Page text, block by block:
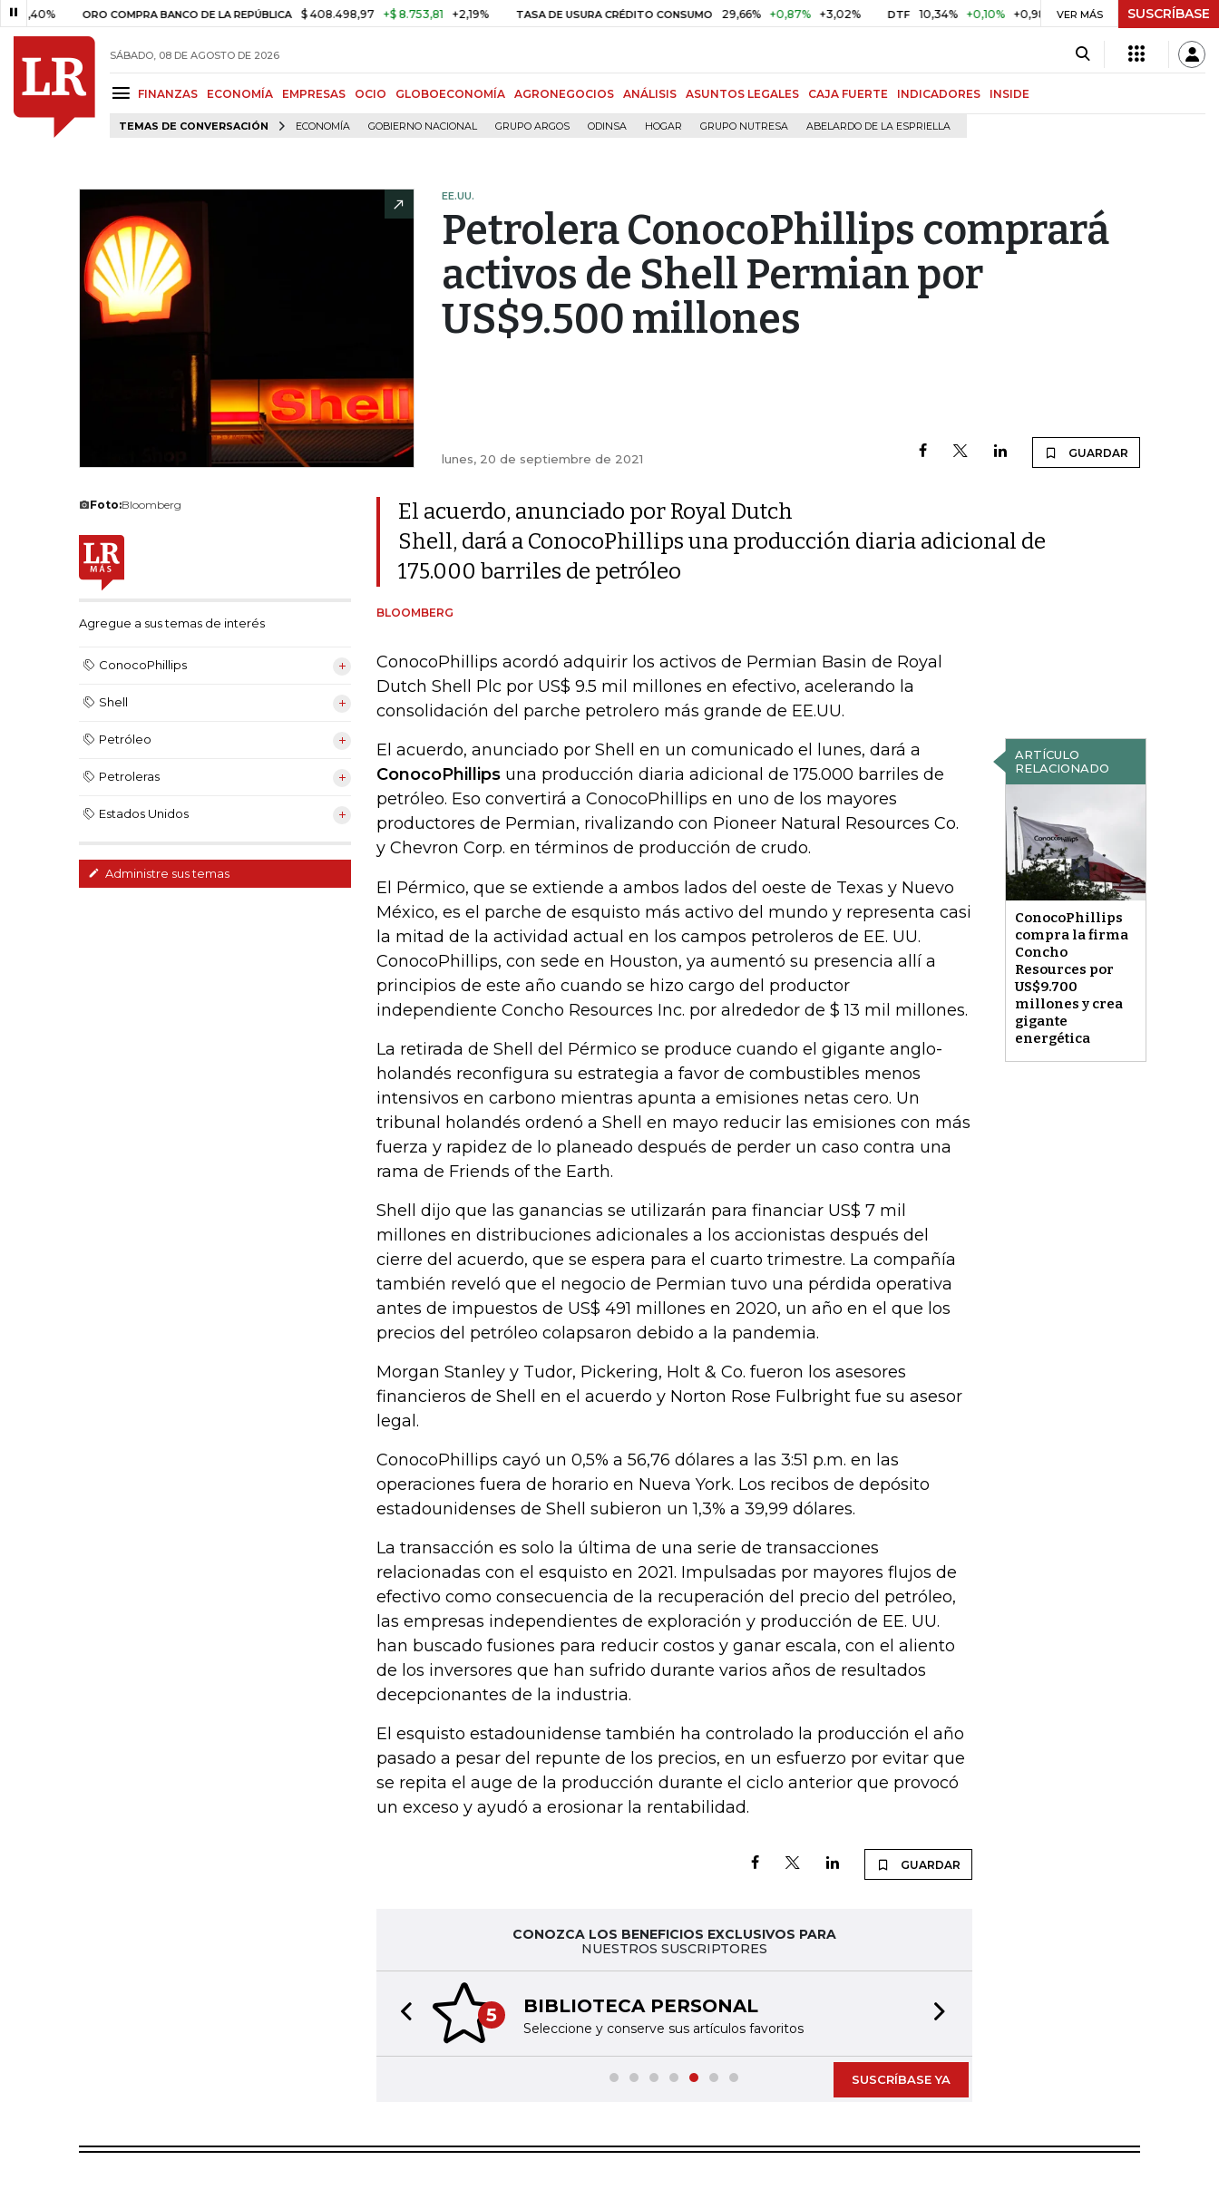
ORO COMPRA BANCO DE LA REPÚBLICA $ 408.498,97 +$ 8.753,81 +2,19% TASA DE USURA CRÉDITO CONSUMO 29,66% +0,87% +3,02% DTF 10,34% +0,10% +0,98% UVR $ 417,01 +$ 0,05 +0,01%
VER MÁS SUSCRÍBASE
SÁBADO, 08 DE AGOSTO DE 2026
FINANZAS ECONOMÍA EMPRESAS OCIO GLOBOECONOMÍA AGRONEGOCIOS ANÁLISIS ASUNTOS LEGALES CAJA FUERTE INDICADORES INSIDE
TEMAS DE CONVERSACIÓN ECONOMÍA GOBIERNO NACIONAL GRUPO ARGOS ODINSA HOGAR GRUPO NUTRESA ABELARDO DE LA ESPRIELLA
EE.UU.
Petrolera ConocoPhillips comprará
activos de Shell Permian por
US$9.500 millones
lunes, 20 de septiembre de 2021 GUARDAR
Foto:Bloomberg
Agregue a sus temas de interés
ConocoPhillips
Shell
Petróleo
Petroleras
Estados Unidos
Administre sus temas
El acuerdo, anunciado por Royal Dutch
Shell, dará a ConocoPhillips una producción diaria adicional de
175.000 barriles de petróleo
BLOOMBERG
ConocoPhillips acordó adquirir los activos de Permian Basin de Royal
Dutch Shell Plc por US$ 9.5 mil millones en efectivo, acelerando la
consolidación del parche petrolero más grande de EE.UU.
ARTÍCULO
RELACIONADO
ConocoPhillips
compra la firma
Concho
Resources por
US$9.700
millones y crea
gigante
energética
El acuerdo, anunciado por Shell en un comunicado el lunes, dará a
ConocoPhillips una producción diaria adicional de 175.000 barriles de
petróleo. Eso convertirá a ConocoPhillips en uno de los mayores
productores de Permian, rivalizando con Pioneer Natural Resources Co.
y Chevron Corp. en términos de producción de crudo.
El Pérmico, que se extiende a ambos lados del oeste de Texas y Nuevo
México, es el parche de esquisto más activo del mundo y representa casi
la mitad de la actividad actual en los campos petroleros de EE. UU.
ConocoPhillips, con sede en Houston, ya aumentó su presencia allí a
principios de este año cuando se hizo cargo del productor
independiente Concho Resources Inc. por alrededor de $ 13 mil millones.
La retirada de Shell del Pérmico se produce cuando el gigante anglo-
holandés reconfigura su estrategia a favor de combustibles menos
intensivos en carbono mientras apunta a emisiones netas cero. Un
tribunal holandés ordenó a Shell en mayo reducir las emisiones con más
fuerza y ​​rapidez de lo planeado después de perder un caso contra una
rama de Friends of the Earth.
Shell dijo que las ganancias se utilizarán para financiar US$ 7 mil
millones en distribuciones adicionales a los accionistas después del
cierre del acuerdo, que se espera para el cuarto trimestre. La compañía
también reveló que el negocio de Permian tuvo una pérdida operativa
antes de impuestos de US$ 491 millones en 2020, un año en el que los
precios del petróleo colapsaron debido a la pandemia.
Morgan Stanley y Tudor, Pickering, Holt & Co. fueron los asesores
financieros de Shell en el acuerdo y Norton Rose Fulbright fue su asesor
legal.
ConocoPhillips cayó un 0,5% a 56,76 dólares a las 3:51 p.m. en las
operaciones fuera de horario en Nueva York. Los recibos de depósito
estadounidenses de Shell subieron un 1,3% a 39,99 dólares.
La transacción es solo la última de una serie de transacciones
relacionadas con el esquisto en 2021. Impulsadas por mayores flujos de
efectivo como consecuencia de la recuperación del precio del petróleo,
las empresas independientes de exploración y producción de EE. UU.
han buscado fusiones para reducir costos y ganar escala, con el aliento
de los inversores que han sufrido durante varios años de resultados
decepcionantes de la industria.
El esquisto estadounidense también ha controlado la producción el año
pasado a pesar del repunte de los precios, en un esfuerzo por evitar que
se repita el auge de la producción durante el ciclo anterior que provocó
un exceso y ayudó a erosionar la rentabilidad.
GUARDAR
CONOZCA LOS BENEFICIOS EXCLUSIVOS PARA
NUESTROS SUSCRIPTORES
5 BIBLIOTECA PERSONAL
Seleccione y conserve sus artículos favoritos
Previous slide
SUSCRÍBASE YA